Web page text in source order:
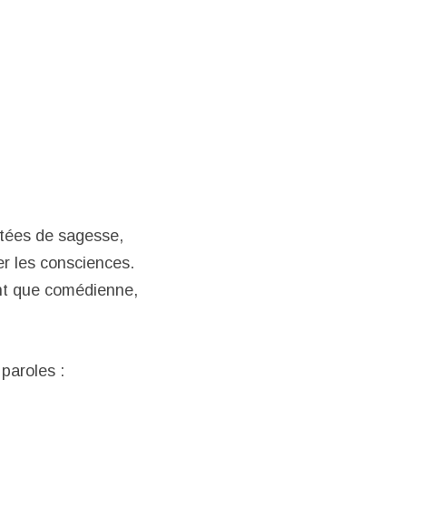
de sagesse,
les consciences.
que comédienne,
: